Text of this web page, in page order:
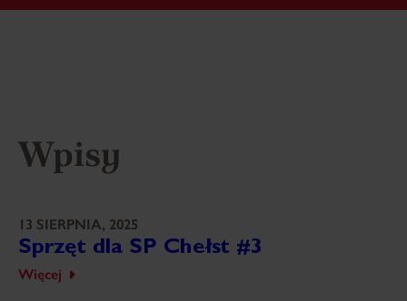
Wpisy
13 SIERPNIA, 2025
Sprzęt dla SP Chełst #3
Więcej